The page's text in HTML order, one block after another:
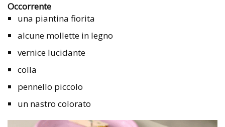
Occorrente
una piantina fiorita
alcune mollette in legno
vernice lucidante
colla
pennello piccolo
un nastro colorato